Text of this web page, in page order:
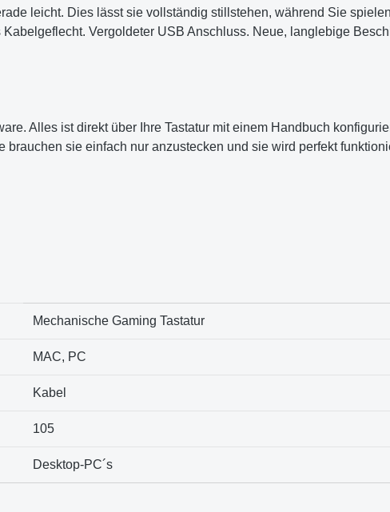
leicht. Dies lässt sie vollständig stillstehen, während Sie
Vergoldeter USB Anschluss. Neue, langlebige
Alles ist direkt über Ihre Tastatur mit einem Handbuch
sie einfach nur anzustecken und sie wird perfekt
Mechanische Gaming Tastatur
MAC, PC
Kabel
105
Desktop-PC´s